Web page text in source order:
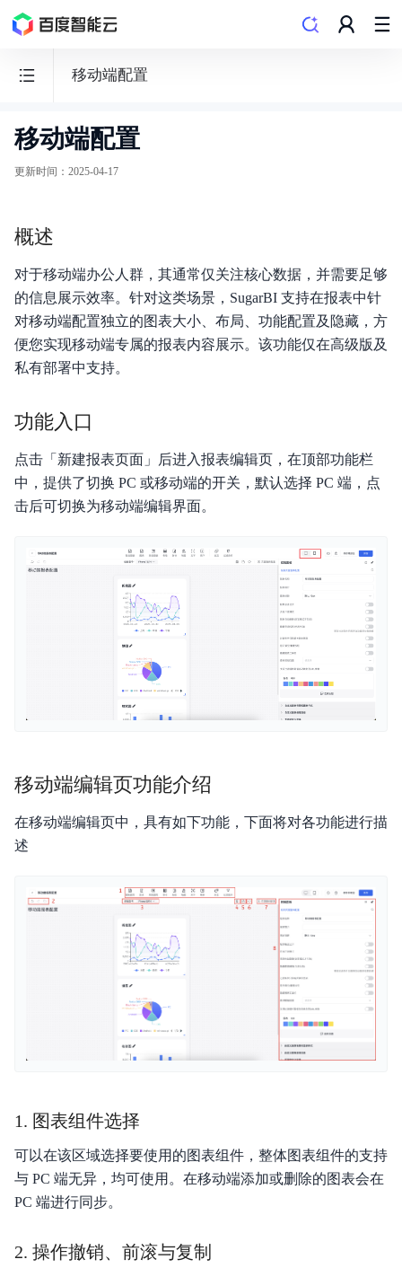
移动端配置
百
度
可
视
化
Sugar
BI
产品介绍
快速入门
视频专区
移动端配置
更新时间 ： 2025-04-17
概述
对于移动端办公人群，其通常仅关注核心数据，并需要足够
的信息展示效率。针对这类场景，SugarBI 支持在报表中针
对移动端配置独立的图表大小、布局、功能配置及隐藏，方
便您实现移动端专属的报表内容展示。该功能仅在高级版及
私有部署中支持。
功能入口
点击「新建报表页面」后进入报表编辑页，在顶部功能栏
中，提供了切换 PC 或移动端的开关，默认选择 PC 端，点
击后可切换为移动端编辑界面。
移动端编辑页功能介绍
在移动端编辑页中，具有如下功能，下面将对各功能进行描
述
1. 图表组件选择
可以在该区域选择要使用的图表组件，整体图表组件的支持
与 PC 端无异，均可使用。在移动端添加或删除的图表会在
PC 端进行同步。
2. 操作撤销、前滚与复制